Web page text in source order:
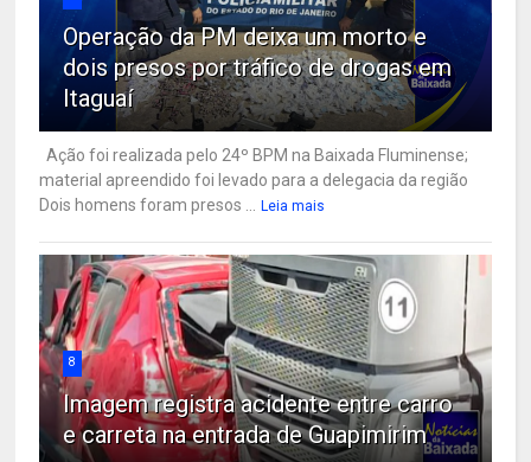
Operação da PM deixa um morto e
dois presos por tráfico de drogas em
Itaguaí
Ação foi realizada pelo 24º BPM na Baixada Fluminense;
material apreendido foi levado para a delegacia da região
Dois homens foram presos ...
Leia mais
8
Imagem registra acidente entre carro
e carreta na entrada de Guapimirim